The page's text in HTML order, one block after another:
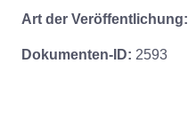
Art der Veröffentlichung:
Dokumenten-ID: 2593